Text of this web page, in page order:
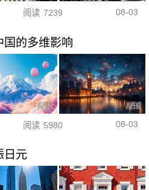
阅读 7239 08-03
国的多维影响
阅读 5980 08-03
日元